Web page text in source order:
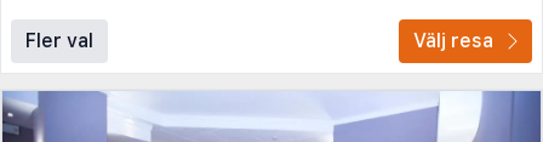
Fler val Välj resa